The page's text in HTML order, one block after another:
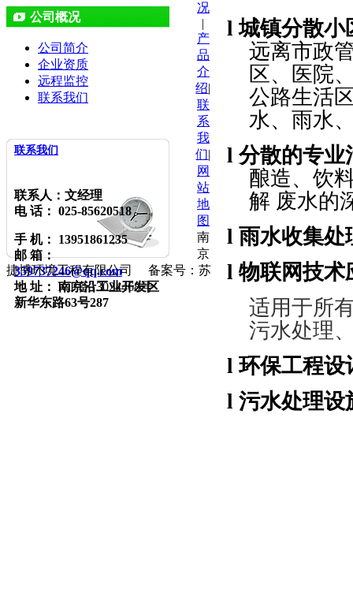
公司概况
公司简介
企业资质
远程监控
联系我们
联系我们
联系人：文经理
电 话： 025-85620518
手 机： 13951861235
邮 箱：
359737246@qq.com
地 址： 南京沿工业开发区
新华东路63号287
l城镇分散小
远离市政
区、医院
公路生活
水、雨水
l 分散的专业
酿造、饮
解 废水的
l 雨水收集处
l 物联网技术
适用于所
污水处理
l环保工程设
l 污水处理设
况
|
产
品
介
绍|
联
系
我
们|
网
站
地
图
南
京
捷博环境工程有限公司 备案号：苏
ICP备13024468号